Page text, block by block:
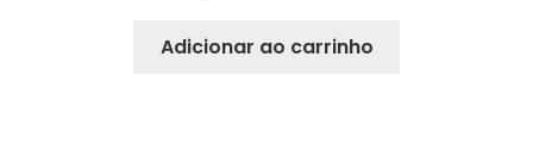
Adicionar ao carrinho